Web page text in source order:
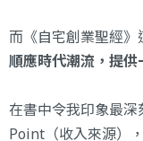
而《自宅創業聖經》
順應時代潮流，提
在書中令我印象最
Point（收入來源）